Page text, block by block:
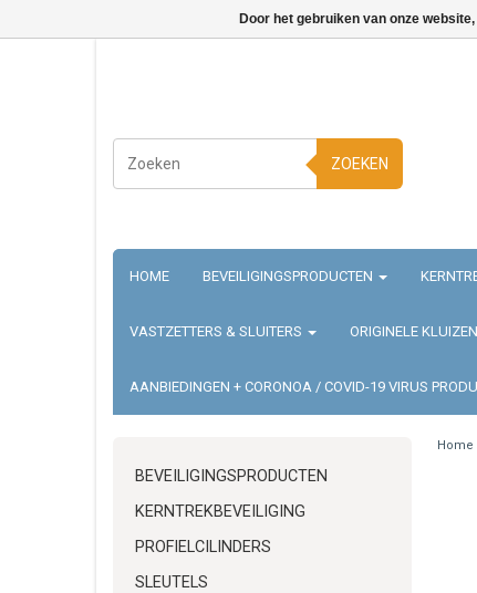
ZOEKEN
HOME BEVEILIGINGSPRODUCTEN
VASTZETTERS & SLUITERS ORIGINELE KLUIZEN
AANBIEDINGEN + CORONOA / COVID-19 VIRUS
BEVEILIGINGSPRODUCTEN
KERNTREKBEVEILIGING
PROFIELCILINDERS
SLEUTELS
Home
Door het gebruiken van onze